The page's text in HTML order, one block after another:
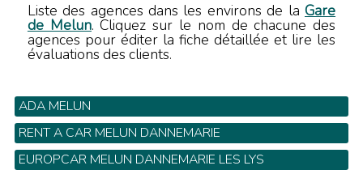
Liste des agences dans les environs de laGare
de Melun. Cliquez sur le nom de chacune des
agences pour éditer la fiche détaillée et lire les
évaluations des clients.
ADA MELUN
46 avenue Thiers - Tel: 01 64 39 54 89
RENT A CAR MELUN DANNEMARIE
381, Avenue Jean Jaures - Tel: 01 64 10 20 30
EUROPCAR MELUN DANNEMARIE LES LYS